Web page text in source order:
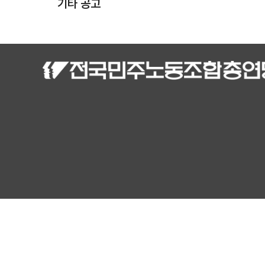
기타 공고